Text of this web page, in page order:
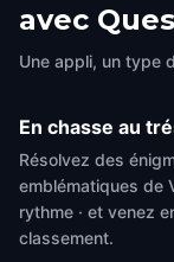
avec
Une appli, un type
En chasse au
Résolvez des
emblématiques de
rythme · et venez
classement.